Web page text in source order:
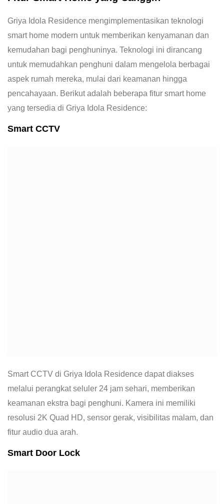
Griya Idola Residence mengimplementasikan teknologi
smart home modern untuk memberikan kenyamanan dan
kemudahan bagi penghuninya. Teknologi ini dirancang
untuk memudahkan penghuni dalam mengelola berbagai
aspek rumah mereka, mulai dari keamanan hingga
pencahayaan. Berikut adalah beberapa fitur smart home
yang tersedia di Griya Idola Residence:
Smart CCTV
Smart CCTV di Griya Idola Residence dapat diakses
melalui perangkat seluler 24 jam sehari, memberikan
keamanan ekstra bagi penghuni. Kamera ini memiliki
resolusi 2K Quad HD, sensor gerak, visibilitas malam, dan
fitur audio dua arah.
Smart Door Lock